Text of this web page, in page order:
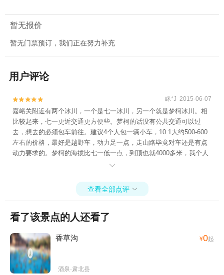
暂无报价
暂无门票预订，我们正在努力补充
用户评论

 眯*J 2015-06-07
嘉峪关附近有两个冰川，一个是七一冰川，另一个就是梦柯冰川。相
比较起来，七一更近交通更方便些。梦柯的话没有公共交通可以过
去，想去的必须包车前往。建议4个人包一辆小车，10.1大约500-600
左右的价格，最好是越野车，动力足一点，走山路毕竟对车还是有点
动力要求的。梦柯的海拔比七一低一点，到顶也就4000多米，我个人
走是没有什么高反啦，但是还是有看到小伙伴有点反应的，头疼，所

查看全部点评 
看了该景点的人还看了
香草沟 ¥0起
酒泉·肃北县